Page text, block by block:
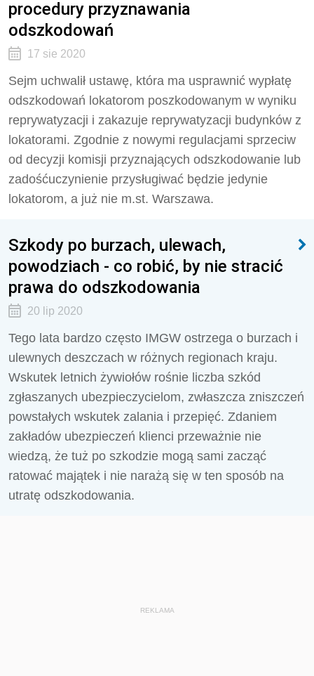
procedury przyznawania
odszkodowań
17 sie 2020
Sejm uchwalił ustawę, która ma usprawnić wypłatę
odszkodowań lokatorom poszkodowanym w wyniku
reprywatyzacji i zakazuje reprywatyzacji budynków z
lokatorami. Zgodnie z nowymi regulacjami sprzeciw
od decyzji komisji przyznających odszkodowanie lub
zadośćuczynienie przysługiwać będzie jedynie
lokatorom, a już nie m.st. Warszawa.
Szkody po burzach, ulewach,
powodziach - co robić, by nie stracić
prawa do odszkodowania
20 lip 2020
Tego lata bardzo często IMGW ostrzega o burzach i
ulewnych deszczach w różnych regionach kraju.
Wskutek letnich żywiołów rośnie liczba szkód
zgłaszanych ubezpieczycielom, zwłaszcza zniszczeń
powstałych wskutek zalania i przepięć. Zdaniem
zakładów ubezpieczeń klienci przeważnie nie
wiedzą, że tuż po szkodzie mogą sami zacząć
ratować majątek i nie narażą się w ten sposób na
utratę odszkodowania.
REKLAMA